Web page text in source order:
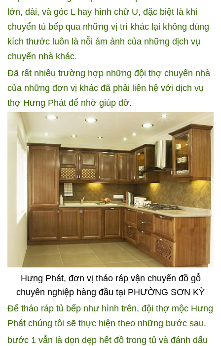
lớn, dài, và góc L hay hình chữ U, đặc biệt là khi
chuyển tủ bếp qua những vị trí khác lại không đúng
kích thước luôn là nỗi ám ảnh của những dịch vụ
chuyển nhà khác.
Đã rất nhiều trường hợp những đội thợ chuyển nhà
của những đơn vị khác đã phải liên hệ với dịch vụ
thợ Hưng Phát để nhờ giúp đỡ.
Hưng Phát, đơn vị tháo ráp vận chuyển đồ gỗ
chuyên nghiệp hàng đầu tại PHƯỜNG SƠN KỲ
Để tháo ráp tủ bếp như hình trên, đội thợ mộc Hưng
Phát chúng tôi sẽ thực hiện theo những bước sau.
bước 1 vẫn là dọn dẹp hết đồ trong tủ và đánh dấu